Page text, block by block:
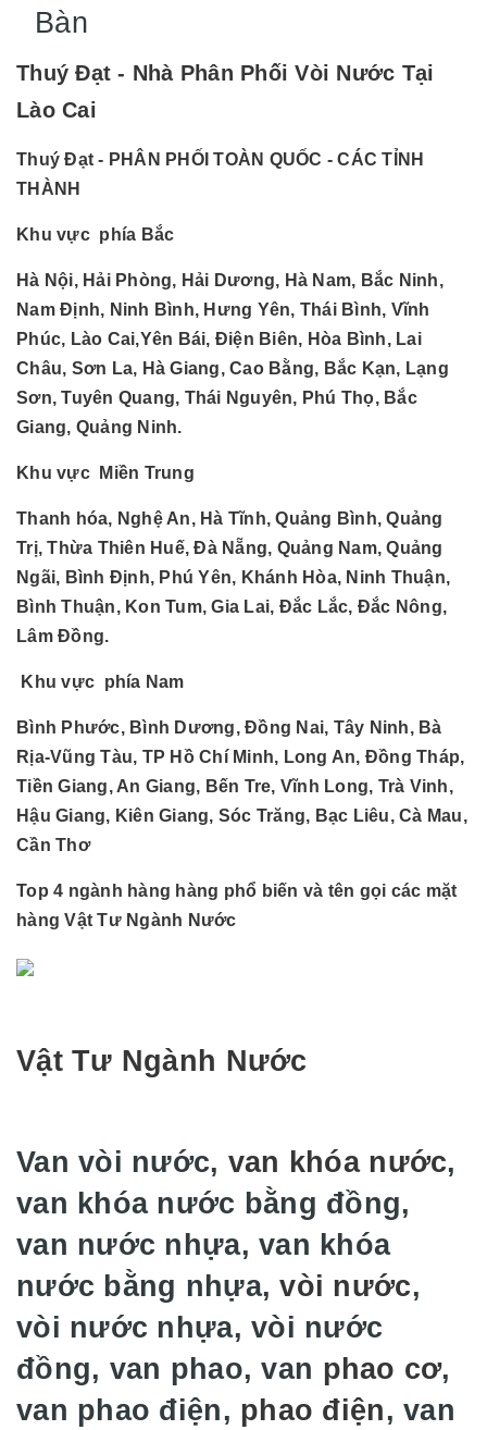
Bàn
Thuý Đạt - Nhà Phân Phối Vòi Nước Tại
Lào Cai
Thuý Đạt - PHÂN PHỐI TOÀN QUỐC - CÁC TỈNH
THÀNH
Khu vực phía Bắc
Hà Nội, Hải Phòng, Hải Dương, Hà Nam, Bắc Ninh,
Nam Định, Ninh Bình, Hưng Yên, Thái Bình, Vĩnh
Phúc, Lào Cai,Yên Bái, Điện Biên, Hòa Bình, Lai
Châu, Sơn La, Hà Giang, Cao Bằng, Bắc Kạn, Lạng
Sơn, Tuyên Quang, Thái Nguyên, Phú Thọ, Bắc
Giang, Quảng Ninh.
Khu vực Miền Trung
Thanh hóa, Nghệ An, Hà Tĩnh, Quảng Bình, Quảng
Trị, Thừa Thiên Huế, Đà Nẵng, Quảng Nam, Quảng
Ngãi, Bình Định, Phú Yên, Khánh Hòa, Ninh Thuận,
Bình Thuận, Kon Tum, Gia Lai, Đắc Lắc, Đắc Nông,
Lâm Đồng.
Khu vực phía Nam
Bình Phước, Bình Dương, Đồng Nai, Tây Ninh, Bà
Rịa-Vũng Tàu, TP Hồ Chí Minh, Long An, Đồng Tháp,
Tiền Giang, An Giang, Bến Tre, Vĩnh Long, Trà Vinh,
Hậu Giang, Kiên Giang, Sóc Trăng, Bạc Liêu, Cà Mau,
Cần Thơ
Top 4 ngành hàng hàng phổ biến và tên gọi các mặt
hàng Vật Tư Ngành Nước
Vật Tư Ngành Nước
Van vòi nước, van khóa nước,
van khóa nước bằng đồng,
van nước nhựa, van khóa
nước bằng nhựa,vòi nước,
vòi nước nhựa, vòi nước
đồng, van phao, van phao cơ,
van phao điện, phao điện, van